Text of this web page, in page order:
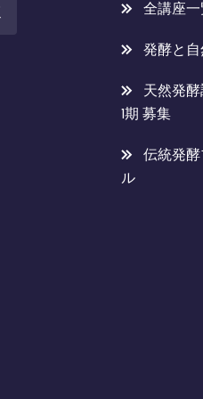
全講座
発酵と
天然発
1期 募集
伝統発
ル